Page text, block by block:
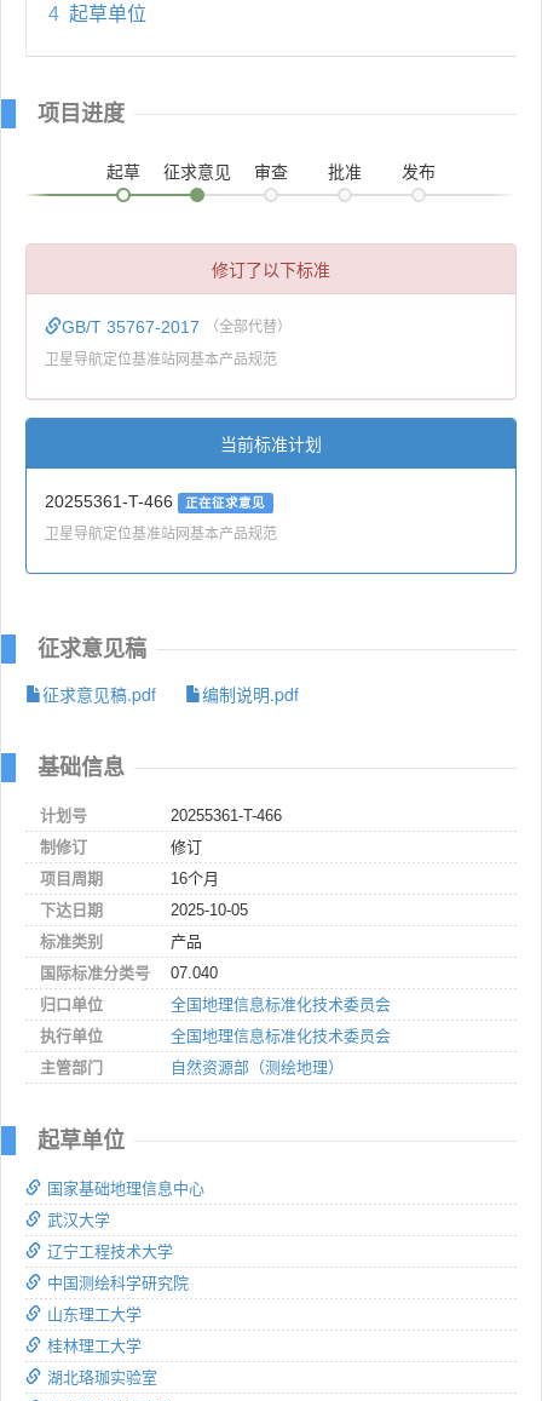
4 起草单位
项目进度
起草 征求意见 审查 批准 发布
修订了以下标准
GB/T 35767-2017 （全部代替）
卫星导航定位基准站网基本产品规范
当前标准计划
20255361-T-466 正在征求意见
卫星导航定位基准站网基本产品规范
征求意见稿
征求意见稿.pdf
编制说明.pdf
基础信息
计划号
20255361-T-466
制修订
修订
项目周期
16个月
下达日期
2025-10-05
标准类别
产品
国际标准分类号
07.040
归口单位
全国地理信息标准化技术委员会
执行单位
全国地理信息标准化技术委员会
主管部门
自然资源部（测绘地理）
起草单位
国家基础地理信息中心
武汉大学
辽宁工程技术大学
中国测绘科学研究院
山东理工大学
桂林理工大学
湖北珞珈实验室